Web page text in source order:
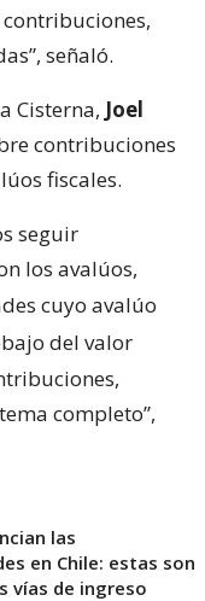
señaló.
Cisterna, Joel
contribuciones
fiscales.
seguir
los avalúos,
cuyo avalúo
del valor
completo”,
las
en Chile: estas son
vías de ingreso